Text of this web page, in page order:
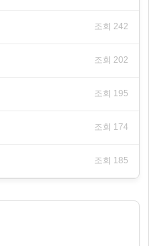
조회 242
조회 202
조회 195
조회 174
조회 185